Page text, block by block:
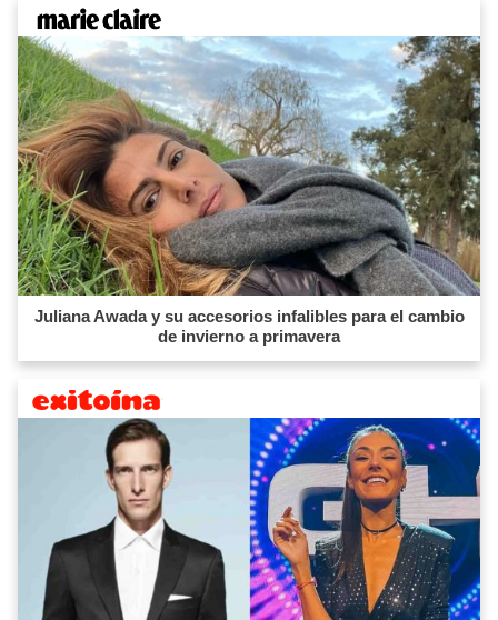
Juliana Awada y su accesorios infalibles para el cambio
de invierno a primavera